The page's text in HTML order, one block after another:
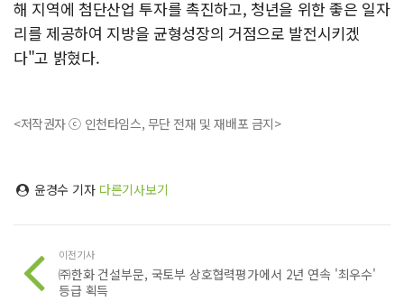
해 지역에 첨단산업 투자를 촉진하고, 청년을 위한 좋은 일자
리를 제공하여 지방을 균형성장의 거점으로 발전시키겠
다"고 밝혔다.
<저작권자 ⓒ 인천타임스, 무단 전재 및 재배포 금지>
윤경수 기자 다른기사보기
이전기사
㈜한화 건설부문, 국토부 상호협력평가에서 2년 연속 '최우수'
등급 획득